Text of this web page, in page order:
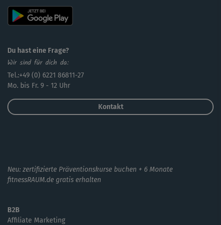
Du hast eine Frage?
Wir sind für dich da:
Tel.:+49 (0) 6221 86811-27
Mo. bis Fr. 9 - 12 Uhr
Kontakt
Neu: zertifizierte Präventionskurse buchen + 6 Monate
fitnessRAUM.de gratis erhalten
B2B
Affiliate Marketing